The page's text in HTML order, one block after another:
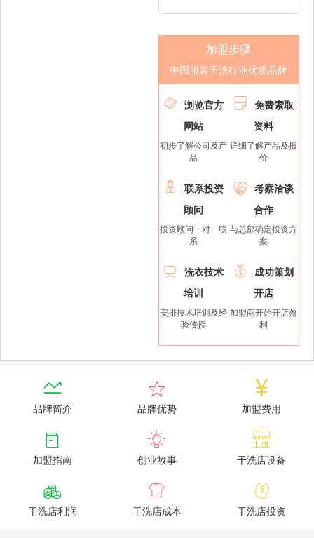
加盟步骤
中国服装干洗行业优质品牌

浏览官方
网站
初步了解公司及产
品

免费索取
资料
详细了解产品及报
价

联系投资
顾问
投资顾问一对一联
系

考察洽谈
合作
与总部确定投资方
案

洗衣技术
培训
安排技术培训及经
验传授

成功策划
开店
加盟商开始开店盈
利

品牌简介

品牌优势

加盟费用

加盟指南

创业故事

干洗店设备

干洗店利润

干洗店成本

干洗店投资